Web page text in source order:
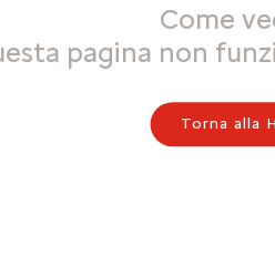
Come
pagina non
Torna alla